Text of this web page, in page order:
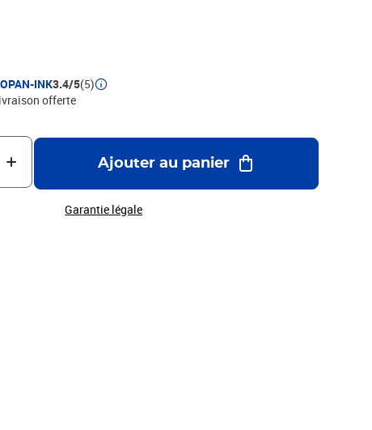
INK3.4/5(5)
offerte
Ajouter au panier
Garantie légale